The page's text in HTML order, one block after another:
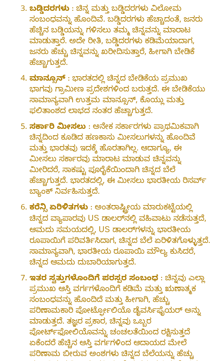
ಬಡ್ಡಿದರಗಳು : ಚಿನ್ನ ಮತ್ತು ಬಡ್ಡಿದರಗಳು ವಿಲೋಮ
ಸಂಬಂಧವನ್ನು ಹೊಂದಿವೆ. ಬಡ್ಡಿದರಗಳು ಹೆಚ್ಚಾದಂತೆ, ಜನರು
ಹೆಚ್ಚಿನ ಬಡ್ಡಿಯನ್ನು ಗಳಿಸಲು ತಮ್ಮ ಚಿನ್ನವನ್ನು ಮಾರಾಟ
ಮಾಡುತ್ತಾರೆ. ಅದೇ ರೀತಿ, ಬಡ್ಡಿದರಗಳು ಕಡಿಮೆಯಾದಾಗ,
ಜನರು ಹೆಚ್ಚು ಚಿನ್ನವನ್ನು ಖರೀದಿಸುತ್ತಾರೆ, ಹೀಗಾಗಿ ಬೇಡಿಕೆ
ಹೆಚ್ಚಾಗುತ್ತದೆ.
ಮಾನ್ಸೂನ್ : ಭಾರತದಲ್ಲಿ ಚಿನ್ನದ ಬೇಡಿಕೆಯ ಪ್ರಮುಖ
ಭಾಗವು ಗ್ರಾಮೀಣ ಪ್ರದೇಶಗಳಿಂದ ಬರುತ್ತದೆ. ಈ ಬೇಡಿಕೆಯು
ಸಾಮಾನ್ಯವಾಗಿ ಉತ್ತಮ ಮಾನ್ಸೂನ್, ಕೊಯ್ಲು ಮತ್ತು
ಫಲಿತಾಂಶದ ಲಾಭದ ನಂತರ ಹೆಚ್ಚಾಗುತ್ತದೆ.
ಸರ್ಕಾರಿ ಮೀಸಲು : ಅನೇಕ ಸರ್ಕಾರಗಳು ಪ್ರಾಥಮಿಕವಾಗಿ
ಚಿನ್ನದಿಂದ ಕೂಡಿದ ಹಣಕಾಸು ಮೀಸಲುಗಳನ್ನು ಹೊಂದಿವೆ
ಮತ್ತು ಭಾರತವು ಇದಕ್ಕೆ ಹೊರತಾಗಿಲ್ಲ. ಆದಾಗ್ಯೂ, ಈ
ಮೀಸಲು ಸರ್ಕಾರವು ಮಾರಾಟ ಮಾಡುವ ಚಿನ್ನವನ್ನು
ಮೀರಿದರೆ, ಸಾಕಷ್ಟು ಪೂರೈಕೆಯಿಂದಾಗಿ ಚಿನ್ನದ ಬೆಲೆ
ಹೆಚ್ಚಾಗುತ್ತದೆ. ಭಾರತದಲ್ಲಿ, ಈ ಮೀಸಲು ಭಾರತೀಯ ರಿಸರ್ವ್
ಬ್ಯಾಂಕ್ ನಿರ್ವಹಿಸುತ್ತದೆ.
ಕರೆನ್ಸಿ ಏರಿಳಿತಗಳು : ಅಂತರಾಷ್ಟ್ರೀಯ ಮಾರುಕಟ್ಟೆಯಲ್ಲಿ
ಚಿನ್ನದ ವ್ಯಾಪಾರವು US ಡಾಲರ್‌ನಲ್ಲಿ ವಹಿವಾಟು ನಡೆಸುತ್ತದೆ,
ಆಮದು ಸಮಯದಲ್ಲಿ, US ಡಾಲರ್‌ಗಳನ್ನು ಭಾರತೀಯ
ರೂಪಾಯಿಗೆ ಪರಿವರ್ತಿಸಿದಾಗ, ಚಿನ್ನದ ಬೆಲೆ ಏರಿಳಿತಗೊಳ್ಳುತ್ತದೆ.
ಸಾಮಾನ್ಯವಾಗಿ, ಭಾರತೀಯ ರೂಪಾಯಿ ಮೌಲ್ಯ ಕುಸಿದರೆ,
ಚಿನ್ನದ ಆಮದು ದುಬಾರಿಯಾಗುತ್ತದೆ.
ಇತರ ಸ್ವತ್ತುಗಳೊಂದಿಗೆ ಪರಸ್ಪರ ಸಂಬಂಧ : ಚಿನ್ನವು ಎಲ್ಲಾ
ಪ್ರಮುಖ ಆಸ್ತಿ ವರ್ಗಗಳೊಂದಿಗೆ ಕಡಿಮೆ ಮತ್ತು ಋಣಾತ್ಮಕ
ಸಂಬಂಧವನ್ನು ಹೊಂದಿದೆ ಮತ್ತು ಹೀಗಾಗಿ, ಹೆಚ್ಚು
ಪರಿಣಾಮಕಾರಿ ಪೋರ್ಟ್ಫೋಲಿಯೊ ಡೈವರ್ಸಿಫೈಯರ್ ಅನ್ನು
ಮಾಡುತ್ತದೆ. ತಜ್ಞರ ಪ್ರಕಾರ, ಚಿನ್ನವು ಒಬ್ಬರ
ಪೋರ್ಟ್‌ಫೋಲಿಯೊವನ್ನು ಚಂಚಲತೆಯಿಂದ ರಕ್ಷಿಸುತ್ತದೆ
ಏಕೆಂದರೆ ಹೆಚ್ಚಿನ ಆಸ್ತಿ ವರ್ಗಗಳಿಂದ ಆದಾಯದ ಮೇಲೆ
ಪರಿಣಾಮ ಬೀರುವ ಅಂಶಗಳು ಚಿನ್ನದ ಬೆಲೆಯನ್ನು ಹೆಚ್ಚು